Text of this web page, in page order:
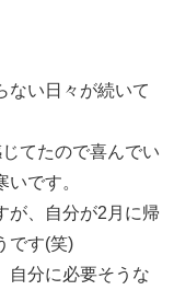
ない日々が続いて
てたので喜んでい
です。
が、自分が2月に帰
です(笑)
自分に必要そうな